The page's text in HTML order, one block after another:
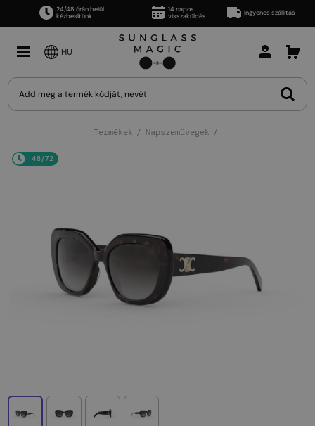
24/48 órán belül
kézbesítünk
14 napos
visszaküldés
Ingyenes szállítás
HU
Termékek Napszemüvegek
48/72